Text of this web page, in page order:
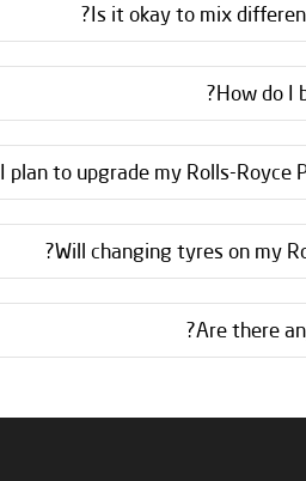
Is it okay to mix
How do I
I plan to upgrade my Rolls-Royce
Will changing tyres on my
Are there